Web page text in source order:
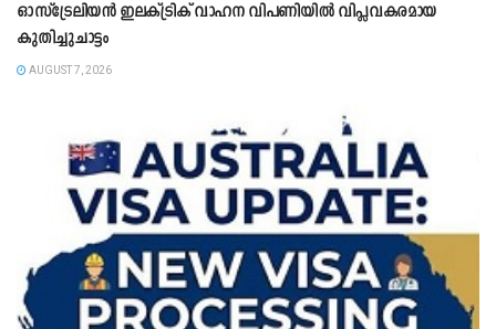
ഓസ്‌ട്രേലിയൻ ഇലക്ട്രിക് വാഹന വിപണിയിൽ വിപ്ലവകരമായ
കുതിച്ചുചാട്ടം
AUGUST 7, 2026